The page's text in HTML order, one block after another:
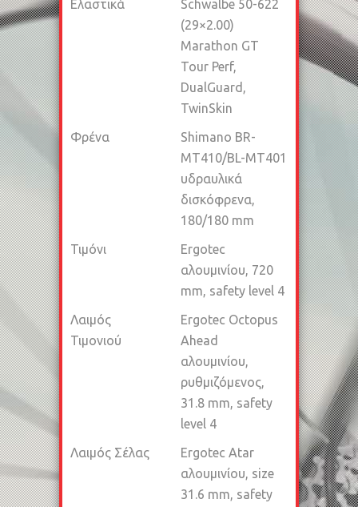
Ελαστικά
Schwalbe 50-622
(29×2.00)
Marathon GT
Tour Perf,
DualGuard,
TwinSkin
Φρένα
Shimano BR-
MT410/BL-MT401
υδραυλικά
δισκόφρενα,
180/180 mm
Τιμόνι
Ergotec
αλουμινίου, 720
mm, safety level 4
Λαιμός
Τιμονιού
Ergotec Octopus
Ahead
αλουμινίου,
ρυθμιζόμενος,
31.8 mm, safety
level 4
Λαιμός Σέλας
Ergotec Atar
αλουμινίου, size
31.6 mm, safety